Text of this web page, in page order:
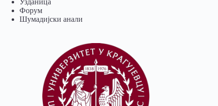
Форум
Шумадијски анали